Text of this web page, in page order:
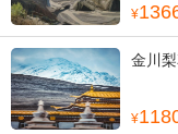
金川